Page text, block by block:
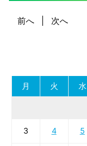
前へ 次へ
月 火 水
3 4 5